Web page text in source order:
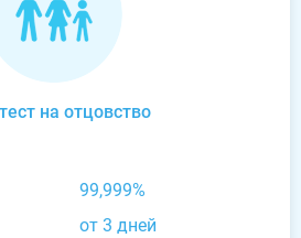
на отцовство
99,999%
от 3 дней